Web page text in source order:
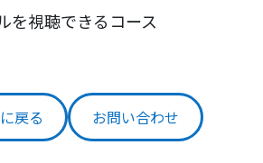
を視聴できるコース
戻る お問い合わせ